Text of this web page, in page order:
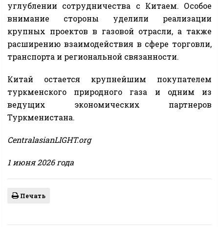
углублении сотрудничества с Китаем. Особое
внимание стороны уделили реализации
крупных проектов в газовой отрасли, а также
расширению взаимодействия в сфере торговли,
транспорта и региональной связанности.
Китай остается крупнейшим покупателем
туркменского природного газа и одним из
ведущих экономических партнеров
Туркменистана.
CentralasianLIGHT.org
1 июня 2026 года
Печать